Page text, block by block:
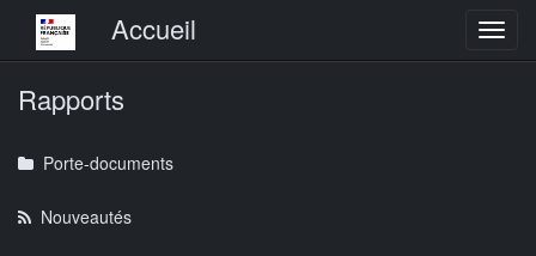
Menu principalAccueil
Rapports
Porte-documents
Nouveautés